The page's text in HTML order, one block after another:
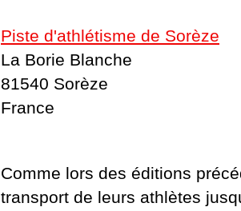
Piste d'athlétisme de Sorèze
La Borie Blanche
81540 Sorèze
France
Comme lors des éditions
transport de leurs athlètes